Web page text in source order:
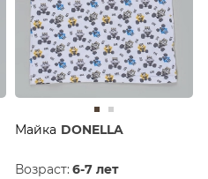
Майка DONELLA
Возраст: 6-7 лет